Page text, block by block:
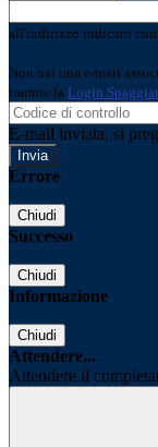
all'indirizzo indicato con
Non hai una e-mail
tramite la Login
E-mail inviata, si
Errore
Chiudi
Successo
Chiudi
Informazione
Chiudi
Attendere...
Attendere il